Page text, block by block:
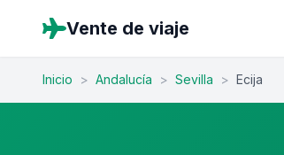
Vente de viaje
Inicio > Andalucía > Sevilla > Ecija